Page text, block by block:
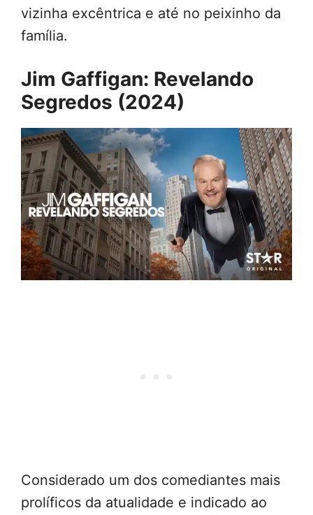
vizinha excêntrica e até no peixinho da
família.
Jim Gaffigan: Revelando
Segredos (2024)
Considerado um dos comediantes mais
prolíficos da atualidade e indicado ao